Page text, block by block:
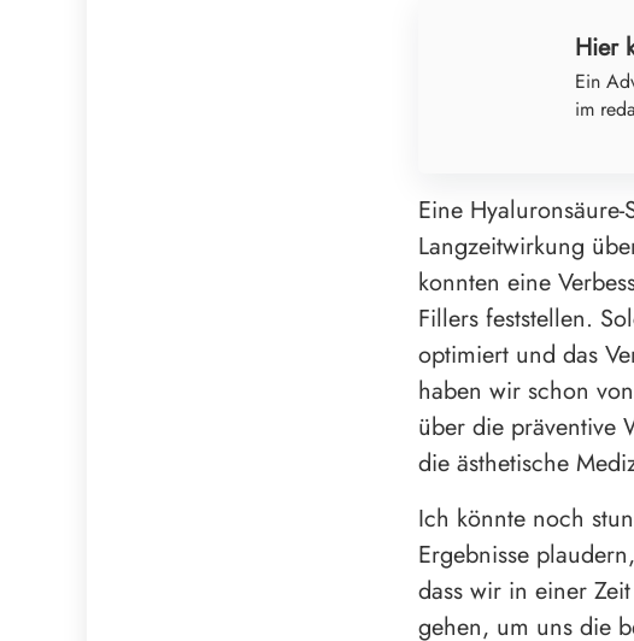
Hier
Ein
im
Eine
Langzeitwirkung
konnten eine
Fillers feststellen.
optimiert und das
haben wir schon
über die präventive
die ästhetische
Ich könnte noch
Ergebnisse
dass wir in einer
gehen, um uns die